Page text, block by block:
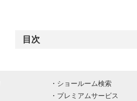
目次
ショールーム検索
プレミアムサービス